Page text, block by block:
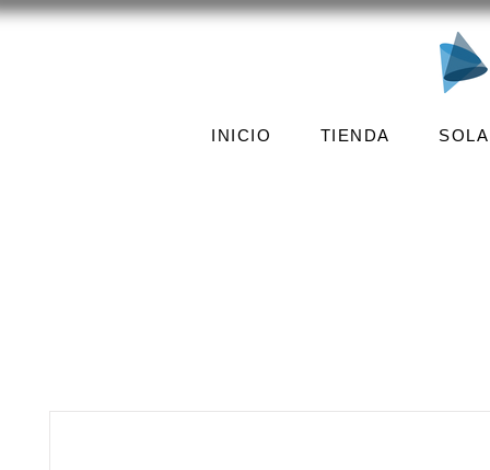
INICIO TIENDA